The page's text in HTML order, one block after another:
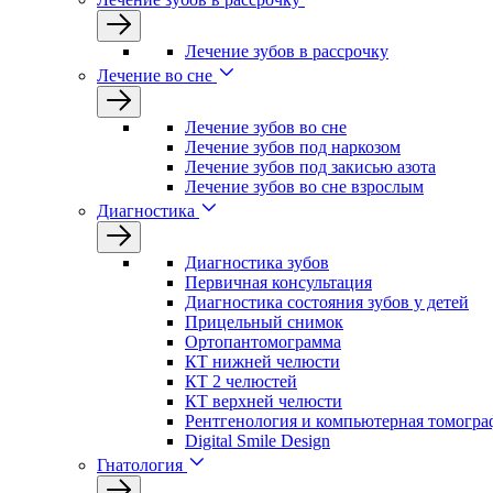
Лечение зубов в рассрочку
Лечение во сне
Лечение зубов во сне
Лечение зубов под наркозом
Лечение зубов под закисью азота
Лечение зубов во сне взрослым
Диагностика
Диагностика зубов
Первичная консультация
Диагностика состояния зубов у детей
Прицельный снимок
Ортопантомограмма
КТ нижней челюсти
КТ 2 челюстей
КТ верхней челюсти
Рентгенология и компьютерная
Digital Smile Design
Гнатология